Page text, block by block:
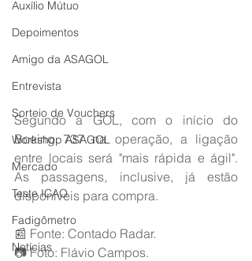
Auxílio Mútuo
Depoimentos
Amigo da ASAGOL
Entrevista
Sorteio de Vouchers
Workshop ASAGOL
Mercado
Teste ICAO
Fadigômetro
Notícias
Segundo a GOL, com o início do
Boeing 737 na operação, a ligação
entre locais será "mais rápida e ágil".
As passagens, inclusive, já estão
disponíveis para compra.
📰 Fonte: Contado Radar.
📷 Foto: Flávio Campos.